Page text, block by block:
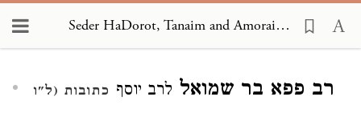
Seder HaDorot, Tanaim and Amoraim 2987
רב פפא בר שמואל לרב יוסף כתובות (ל"ו